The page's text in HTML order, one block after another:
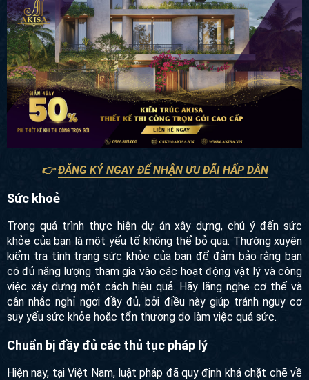
👉ĐĂNG KÝ NGAY ĐỂ NHẬN ƯU ĐÃI HẤP DẪN
Sức khoẻ
Trong quá trình thực hiện dự án xây dựng, chú ý đến sức
khỏe của bạn là một yếu tố không thể bỏ qua. Thường xuyên
kiểm tra tình trạng sức khỏe của bạn để đảm bảo rằng bạn
có đủ năng lượng tham gia vào các hoạt động vật lý và công
việc xây dựng một cách hiệu quả. Hãy lắng nghe cơ thể và
cân nhắc nghỉ ngơi đầy đủ, bởi điều này giúp tránh nguy cơ
suy yếu sức khỏe hoặc tổn thương do làm việc quá sức.
Chuẩn bị đầy đủ các thủ tục pháp lý
Hiện nay, tại Việt Nam, luật pháp đã quy định khá chặt chẽ về